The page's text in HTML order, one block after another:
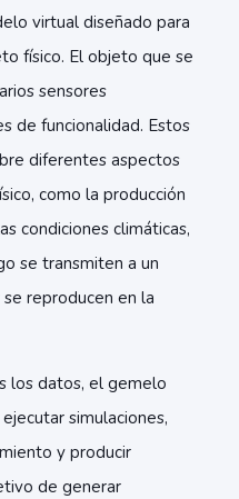
virtual diseñado para
físico. El objeto que se
sensores
de funcionalidad. Estos
diferentes aspectos
como la producción
condiciones climáticas,
se transmiten a un
reproducen en la
los datos, el gemelo
simulaciones,
y producir
de generar